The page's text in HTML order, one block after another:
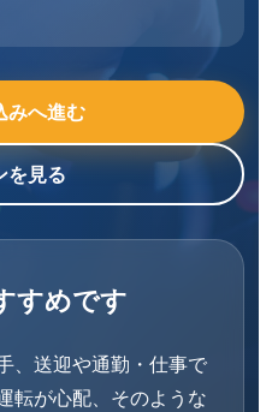
みへ進む
を見る
すめです
、送迎や通勤・仕事で
転が心配、そのような